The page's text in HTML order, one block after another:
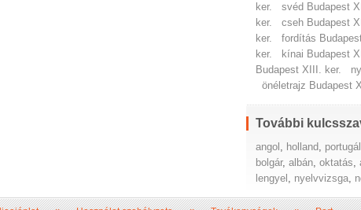
ker.
svéd Budapest
ker.
cseh Budapest
ker.
fordítás
ker.
kínai Budapest
Budapest XIII. ker.
önéletrajz Budapest
További
angol , holland, portugál
bolgár,albán,oktatás,
lengyel , nyelvvizsga,